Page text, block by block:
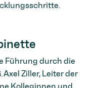
Führung durch die
Ziller, Leiter der